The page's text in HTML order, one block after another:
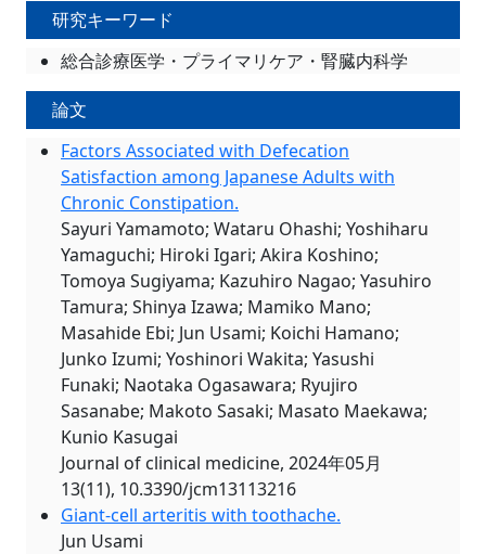
研究キーワード
総合診療医学・プライマリケア・腎臓内科学
論文
Factors Associated with Defecation
Satisfaction among Japanese Adults with
Chronic Constipation.
Sayuri Yamamoto; Wataru Ohashi; Yoshiharu
Yamaguchi; Hiroki Igari; Akira Koshino;
Tomoya Sugiyama; Kazuhiro Nagao; Yasuhiro
Tamura; Shinya Izawa; Mamiko Mano;
Masahide Ebi; Jun Usami; Koichi Hamano;
Junko Izumi; Yoshinori Wakita; Yasushi
Funaki; Naotaka Ogasawara; Ryujiro
Sasanabe; Makoto Sasaki; Masato Maekawa;
Kunio Kasugai
Journal of clinical medicine, 2024年05月
13(11), 10.3390/jcm13113216
Giant-cell arteritis with toothache.
Jun Usami